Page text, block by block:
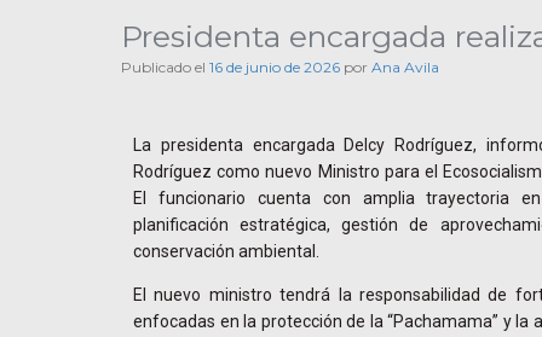
Presidenta encargada
Publicado el 16 de junio de 2026 por Ana Avila
La presidenta encargada Delcy Rodríguez,
Rodríguez como nuevo Ministro para el
El funcionario cuenta con amplia trayectoria
planificación estratégica, gestión de
conservación ambiental.
El nuevo ministro tendrá la responsabilidad de
enfocadas en la protección de la “Pachamama” y la